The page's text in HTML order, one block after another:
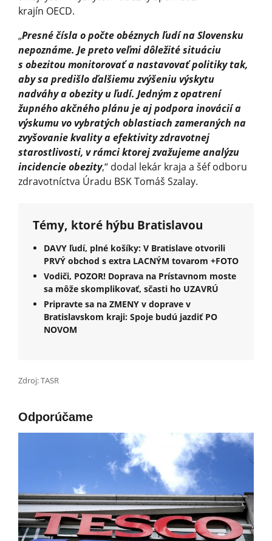
krajín OECD.
„Presné čísla o počte obéznych ľudí na Slovensku
nepoznáme. Je preto veľmi dôležité situáciu
s obezitou monitorovať a nastavovať politiky tak,
aby sa predišlo ďalšiemu zvýšeniu výskytu
nadváhy a obezity u ľudí. Jedným z opatrení
župného akčného plánu je aj podpora inovácií a
výskumu vo vybratých oblastiach zameraných na
zvyšovanie kvality a efektivity zdravotnej
starostlivosti, v rámci ktorej zvažujeme analýzu
incidencie obezity,“ dodal lekár kraja a šéf odboru
zdravotníctva Úradu BSK Tomáš Szalay.
Témy, ktoré hýbu Bratislavou
DAVY ľudí, plné košíky: V Bratislave otvorili
PRVÝ obchod s extra LACNÝM tovarom +FOTO
Vodiči, POZOR! Doprava na Prístavnom moste
sa môže skomplikovať, sčasti ho UZAVRÚ
Pripravte sa na ZMENY v doprave v
Bratislavskom kraji: Spoje budú jazdiť PO
NOVOM
Zdroj: TASR
Odporúčame